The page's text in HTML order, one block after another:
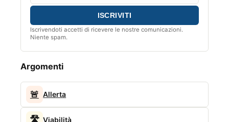
Iscrivendoti accetti di ricevere le nostre comunicazioni.
Niente spam.
Argomenti
🚨 Allerta
🛣️ Viabilità